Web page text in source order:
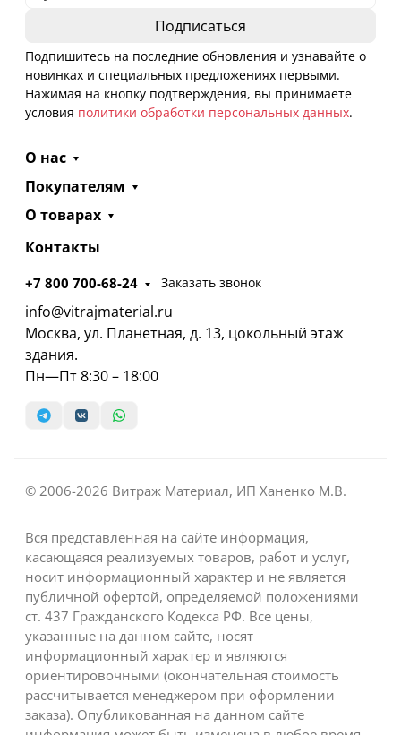
Подпишитесь на последние обновления и узнавайте о
новинках и специальных предложениях первыми.
Нажимая на кнопку подтверждения, вы принимаете
условия политики обработки персональных данных.
О нас
Покупателям
О товарах
Контакты
+7 800 700-68-24 Заказать звонок
info@vitrajmaterial.ru
Москва, ул. Планетная, д. 13, цокольный этаж
здания.
Пн—Пт 8:30 – 18:00
© 2006-2026 Витраж Материал, ИП Ханенко М.В.
Вся представленная на сайте информация,
касающаяся реализуемых товаров, работ и услуг,
носит информационный характер и не является
публичной офертой, определяемой положениями
ст. 437 Гражданского Кодекса РФ. Все цены,
указанные на данном сайте, носят
информационный характер и являются
ориентировочными (окончательная стоимость
рассчитывается менеджером при оформлении
заказа). Опубликованная на данном сайте